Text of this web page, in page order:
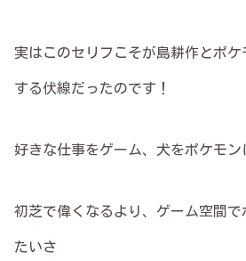
実はこのセリフこそが島耕作とポ
する伏線だったのです！
好きな仕事をゲーム、犬をポケモン
初芝で偉くなるより、ゲーム空間で
たいさ